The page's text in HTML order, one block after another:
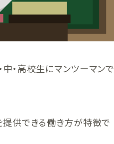
・高校生にマンツーマンで
供できる働き方が特徴で